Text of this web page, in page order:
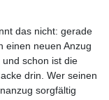
das nicht: gerade
einen neuen Anzug
und schon ist die
drin. Wer seinen
sorgfältig